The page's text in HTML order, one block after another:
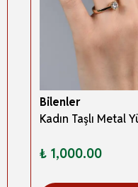
Bilenler
₺ 1,000.00